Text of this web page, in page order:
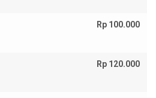
Rp 100.000
Rp 120.000